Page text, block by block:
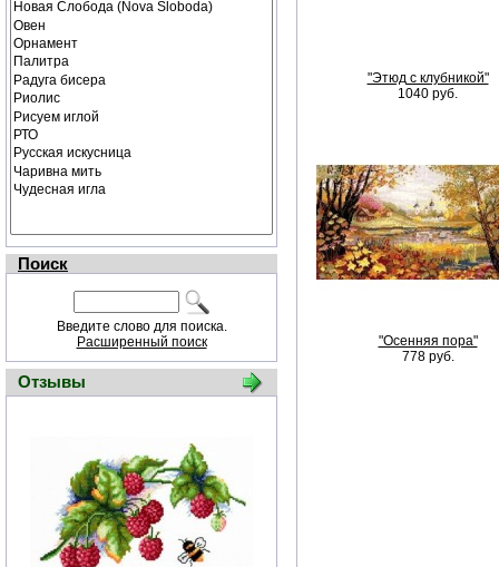
Поиск
Введите слово для поиска.
Расширенный поиск
Отзывы
"Этюд с клубникой"
1040 руб.
"Осенняя пора"
778 руб.